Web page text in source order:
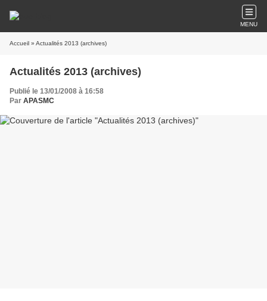
MENU
Accueil » Actualités 2013 (archives)
Actualités 2013 (archives)
Publié le 13/01/2008 à 16:58
Par APASMC